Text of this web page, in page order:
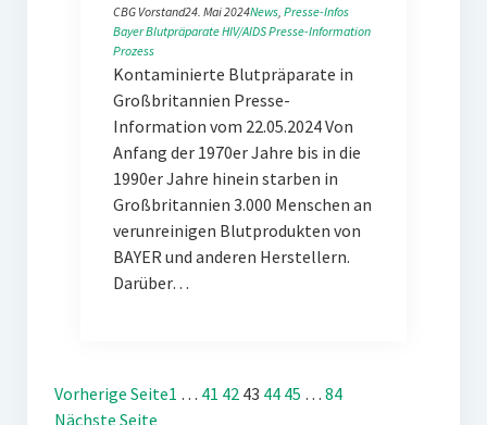
CBG Vorstand24. Mai 2024News, Presse-Infos
BayerBlutpräparateHIV/AIDSPresse-Information
Prozess
Kontaminierte Blutpräparate in
Großbritannien Presse-
Information vom 22.05.2024 Von
Anfang der 1970er Jahre bis in die
1990er Jahre hinein starben in
Großbritannien 3.000 Menschen an
verunreinigen Blutprodukten von
BAYER und anderen Herstellern.
Darüber…
Vorherige Seite1 … 41 42 43 44 45 … 84
Nächste Seite